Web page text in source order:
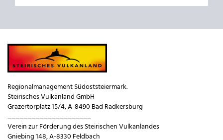
Regionalmanagement Südoststeiermark.
Steirisches Vulkanland GmbH
Grazertorplatz 15/4, A-8490 Bad Radkersburg
_____________________
Verein zur Förderung des Steirischen Vulkanlandes
Gniebing 148, A-8330 Feldbach